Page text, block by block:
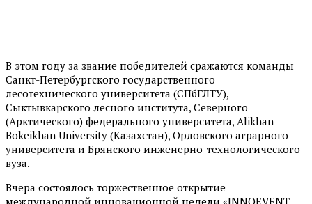
В этом году за звание победителей сражаются команды
Санкт-Петербургского государственного
лесотехнического университета (СПбГЛТУ),
Сыктывкарского лесного института, Северного
(Арктического) федерального университета, Alikhan
Bokeikhan University (Казахстан), Орловского аграрного
университета и Брянского инженерно-технологического
вуза.
Вчера состоялось торжественное открытие